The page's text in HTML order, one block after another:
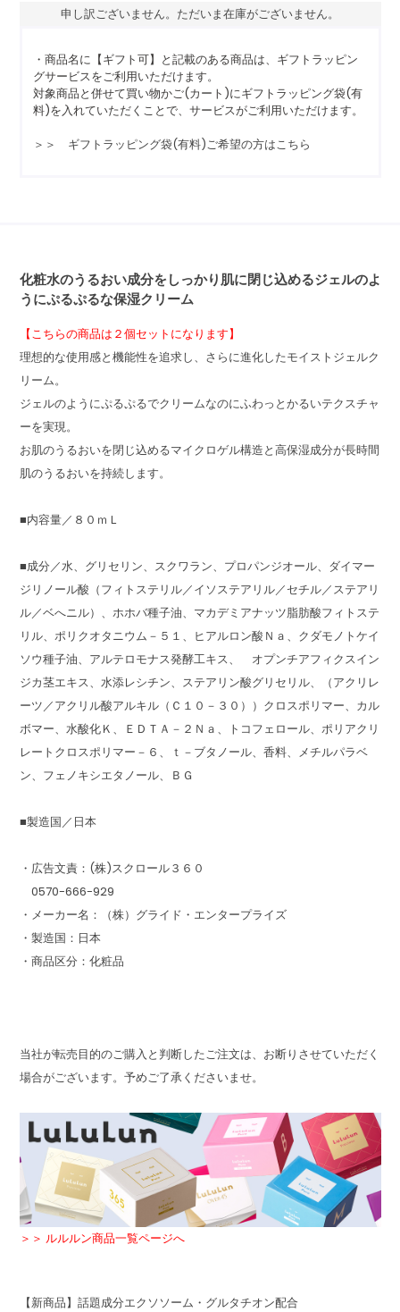
申し訳ございません。ただいま在庫がございません。
・商品名に【ギフト可】と記載のある商品は、ギフトラッピン
グサービスをご利用いただけます。
対象商品と併せて買い物かご(カート)にギフトラッピング袋(有
料)を入れていただくことで、サービスがご利用いただけます。
＞＞ ギフトラッピング袋(有料)ご希望の方はこちら
化粧水のうるおい成分をしっかり肌に閉じ込めるジェルのよ
うにぷるぷるな保湿クリーム
【こちらの商品は２個セットになります】
理想的な使用感と機能性を追求し、さらに進化したモイストジェルク
リーム。
ジェルのようにぷるぷるでクリームなのにふわっとかるいテクスチャ
ーを実現。
お肌のうるおいを閉じ込めるマイクロゲル構造と高保湿成分が長時間
肌のうるおいを持続します。
■内容量／８０ｍＬ
■成分／水、グリセリン、スクワラン、プロパンジオール、ダイマー
ジリノール酸（フィトステリル／イソステアリル／セチル／ステアリ
ル／ベへニル）、ホホバ種子油、マカデミアナッツ脂肪酸フィトステ
リル、ポリクオタニウム－５１、ヒアルロン酸Ｎａ、クダモノトケイ
ソウ種子油、アルテロモナス発酵工キス、 オプンチアフィクスイン
ジカ茎エキス、水添レシチン、ステアリン酸グリセリル、（アクリレ
ーツ／アクリル酸アルキル（Ｃ１０－３０））クロスポリマー、カル
ボマー、水酸化Ｋ、ＥＤＴＡ－２Ｎａ、トコフェロール、ポリアクリ
レートクロスポリマー－６、ｔ－ブタノール、香料、メチルパラベ
ン、フェノキシエタノール、ＢＧ
■製造国／日本
・広告文責：(株)スクロール３６０
0570-666-929
・メーカー名：（株）グライド・エンタープライズ
・製造国：日本
・商品区分：化粧品
当社が転売目的のご購入と判断したご注文は、お断りさせていただく
場合がございます。予めご了承くださいませ。
＞＞ ルルルン商品一覧ページへ
【新商品】話題成分エクソソーム・グルタチオン配合